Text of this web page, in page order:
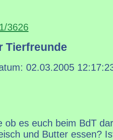
3626
Tierfreunde
02.03.2005
ob es euch beim BdT
und Butter essen?